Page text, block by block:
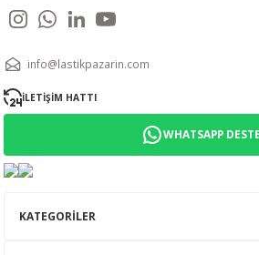
info@lastikpazarin.com
İLETİŞİM HATTI
WHATSAPP
KATEGORİLER